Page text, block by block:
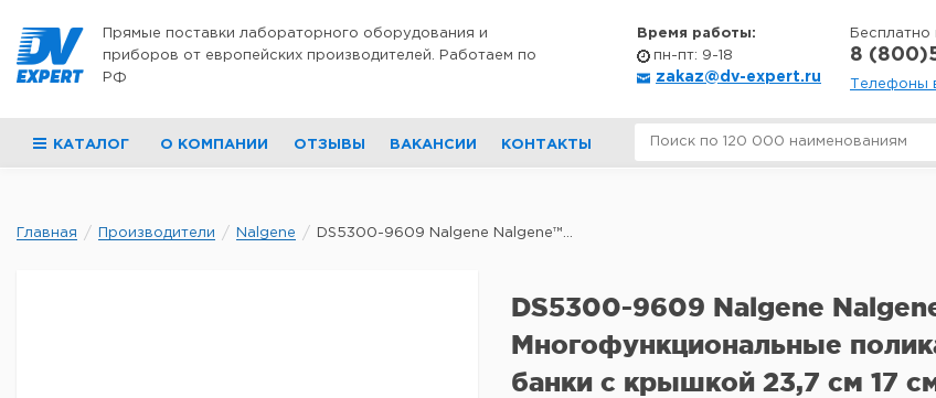
Прямые поставки лабораторного оборудования и
приборов от европейских производителей. Работаем по
РФ
Время работы:
пн-пт: 9-18
zakaz@dv-expert.ru
Бесплатно
8
Телефоны
КАТАЛОГ О КОМПАНИИ ОТЗЫВЫ ВАКАНСИИ КОНТАКТЫ
Главная Производители Nalgene DS5300-9609 Nalgene Nalgene™...
DS5300-9609 Nalgene
Многофункциональные
банки с крышкой 23,7 см 17